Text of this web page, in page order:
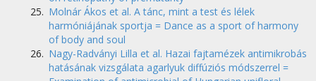
Molnár Ákos et al. A tánc, mint a test és lélek
harmóniájának sportja = Dance as a sport of harmony
of body and soul
Nagy-Radványi Lilla et al. Hazai fajtamézek antimikrobás
hatásának vizsgálata agarlyuk diffúziós módszerrel =